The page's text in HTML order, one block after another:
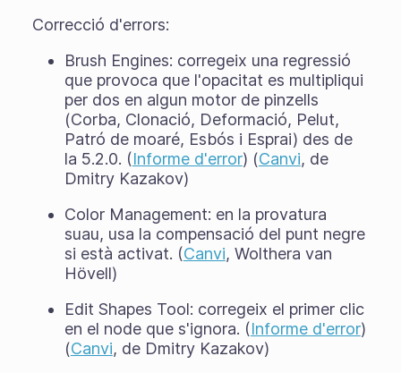
Correcció d'errors:
Brush Engines: corregeix una regressió
que provoca que l'opacitat es multipliqui
per dos en algun motor de pinzells
(Corba, Clonació, Deformació, Pelut,
Patró de moaré, Esbós i Esprai) des de
la 5.2.0. (Informe d'error) (Canvi, de
Dmitry Kazakov)
Color Management: en la provatura
suau, usa la compensació del punt negre
si està activat. (Canvi, Wolthera van
Hövell)
Edit Shapes Tool: corregeix el primer clic
en el node que s'ignora. (Informe d'error)
(Canvi, de Dmitry Kazakov)